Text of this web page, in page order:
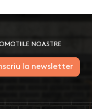
NOASTRE
la newsletter